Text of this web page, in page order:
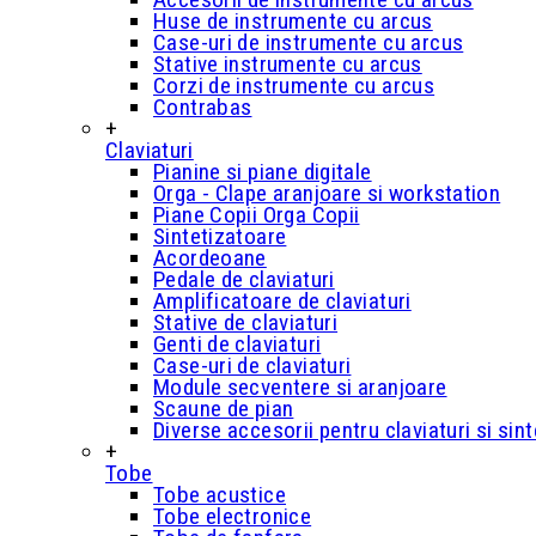
Huse de instrumente cu arcus
Case-uri de instrumente cu arcus
Stative instrumente cu arcus
Corzi de instrumente cu arcus
Contrabas
+
Claviaturi
Pianine si piane digitale
Orga - Clape aranjoare si workstation
Piane Copii Orga Copii
Sintetizatoare
Acordeoane
Pedale de claviaturi
Amplificatoare de claviaturi
Stative de claviaturi
Genti de claviaturi
Case-uri de claviaturi
Module secventere si aranjoare
Scaune de pian
Diverse accesorii pentru claviaturi si
+
Tobe
Tobe acustice
Tobe electronice